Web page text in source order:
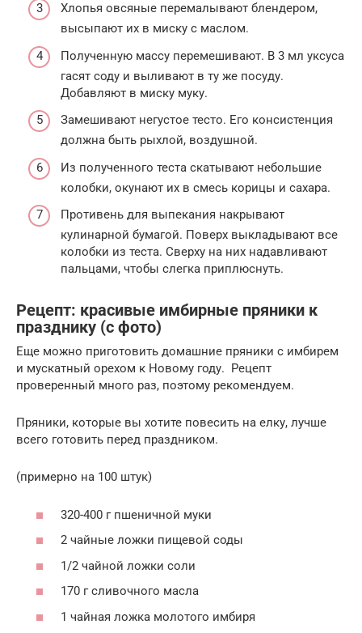
Хлопья овсяные перемалывают блендером,
высыпают их в миску с маслом.
Полученную массу перемешивают. В 3 мл уксуса
гасят соду и выливают в ту же посуду.
Добавляют в миску муку.
Замешивают негустое тесто. Его консистенция
должна быть рыхлой, воздушной.
Из полученного теста скатывают небольшие
колобки, окунают их в смесь корицы и сахара.
Противень для выпекания накрывают
кулинарной бумагой. Поверх выкладывают все
колобки из теста. Сверху на них надавливают
пальцами, чтобы слегка приплюснуть.
Рецепт: красивые имбирные пряники к
празднику (с фото)
Еще можно приготовить домашние пряники с имбирем
и мускатный орехом к Новому году. Рецепт
проверенный много раз, поэтому рекомендуем.
Пряники, которые вы хотите повесить на елку, лучше
всего готовить перед праздником.
(примерно на 100 штук)
320-400 г пшеничной муки
2 чайные ложки пищевой соды
1/2 чайной ложки соли
170 г сливочного масла
1 чайная ложка молотого имбиря